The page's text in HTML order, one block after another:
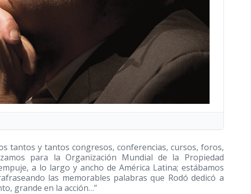
tantos y tantos congresos, conferencias, cursos, foros,
para la Organización Mundial de la Propiedad
a lo largo y ancho de América Latina; estábamos
las memorables palabras que Rodó dedicó a
grande en la acción…”